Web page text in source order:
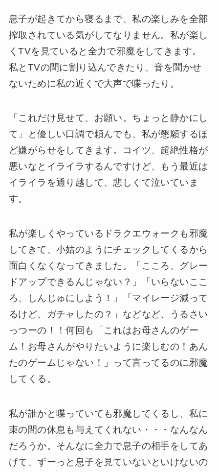
息子が起きてから寝るまで、私の楽しみを全部
搾取されている気がしてなりません。私が楽し
くTVを見ていると全力で邪魔をしてきます。
私とTVの間に割り込んできたり、音を聞かせ
ないために私の近くで大声で喋ったり。
「これだけ見せて、お願い。ちょっと静かにし
て」と優しい口調で頼んでも、私が懇願するほ
ど嫌がらせをしてきます。コイツ、超絶性格が
悪いなとイライラするんですけど、もう最近は
イライラを通り越して、悲しくて泣いていま
す。
私が楽しくやっているドラクエウォークも邪魔
してきて、小姑のようにチェックしてくるから
面白くなくなってきました。「こころ、グレー
ドアップできるんじゃない？」「いらないここ
ろ、しんじゅにしよう！」「マイレージ減って
るけど、ガチャしたの？」などなど、うるさい
っつーの！！何回も「これはお母さんのゲー
ム！お母さんがやりたいように楽しむの！あん
たのゲームじゃない！」って言ってるのに邪魔
してくる。
私が誰かと喋っていても邪魔してくるし、私に
束の間の休息も与えてくれない・・・なんなん
だろうか。そんなに全力で息子の相手をしてあ
げて、ずーっと息子を見ていないといけないの